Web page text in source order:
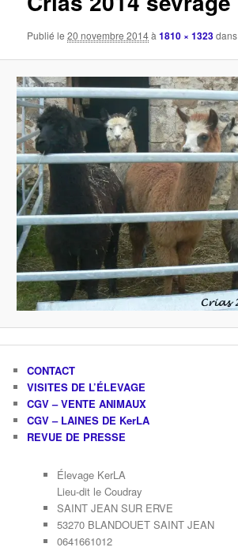
Publié le20 novembre 2014à1810 × 1323dans
CONTACT
VISITES DE L’ÉLEVAGE
CGV – VENTE ANIMAUX
CGV – LAINES DE KerLA
REVUE DE PRESSE
Élevage KerLA
Lieu-dit le Coudray
SAINT JEAN SUR ERVE
53270 BLANDOUET SAINT JEAN
0641661012